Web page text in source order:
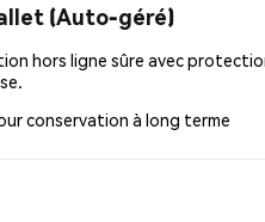
(Auto-géré)
hors ligne sûre avec
conservation à long terme